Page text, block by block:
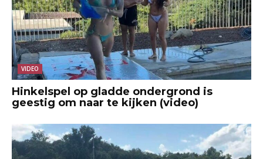
VIDEO
Hinkelspel op gladde ondergrond is
geestig om naar te kijken (video)